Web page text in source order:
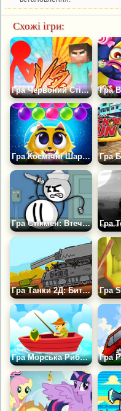
Схожі ігри:
Гра Червоний Стікмен Проти Школи Монстрів
Гра Космічні Шарики
Гра Стікмен: Втеча з Комплексу
Гра Танки 2Д: Битва з Ратте
Гра Морська Риболовля 2D